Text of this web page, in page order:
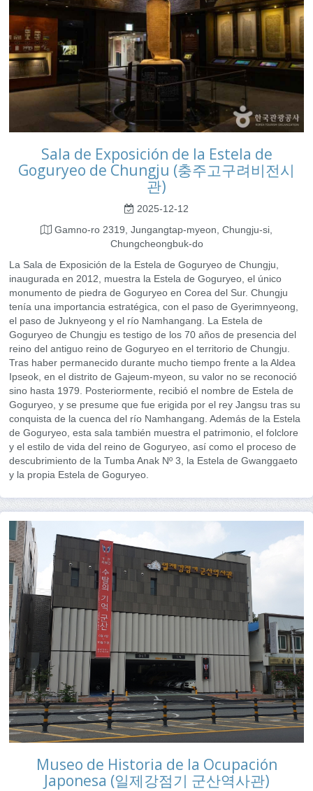
Sala de Exposición de la Estela de
Goguryeo de Chungju (충주고구려비전시
관)
2025-12-12
Gamno-ro 2319, Jungangtap-myeon, Chungju-si,
Chungcheongbuk-do
La Sala de Exposición de la Estela de Goguryeo de Chungju,
inaugurada en 2012, muestra la Estela de Goguryeo, el único
monumento de piedra de Goguryeo en Corea del Sur. Chungju
tenía una importancia estratégica, con el paso de Gyerimnyeong,
el paso de Juknyeong y el río Namhangang. La Estela de
Goguryeo de Chungju es testigo de los 70 años de presencia del
reino del antiguo reino de Goguryeo en el territorio de Chungju.
Tras haber permanecido durante mucho tiempo frente a la Aldea
Ipseok, en el distrito de Gajeum-myeon, su valor no se reconoció
sino hasta 1979. Posteriormente, recibió el nombre de Estela de
Goguryeo, y se presume que fue erigida por el rey Jangsu tras su
conquista de la cuenca del río Namhangang. Además de la Estela
de Goguryeo, esta sala también muestra el patrimonio, el folclore
y el estilo de vida del reino de Goguryeo, así como el proceso de
descubrimiento de la Tumba Anak Nº 3, la Estela de Gwanggaeto
y la propia Estela de Goguryeo.
Museo de Historia de la Ocupación
Japonesa (일제강점기 군산역사관)